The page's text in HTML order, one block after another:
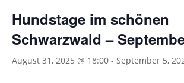
Hundstage im schönen
Schwarzwald –
August 31, 2025 @ 18:00 - September 5,